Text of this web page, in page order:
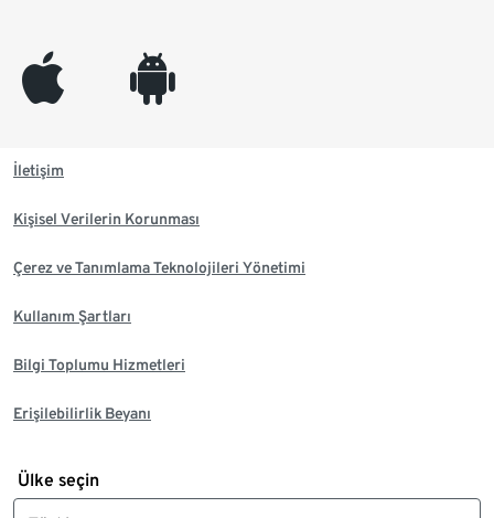
appleinc android
İletişim
Kişisel Verilerin Korunması
Çerez ve Tanımlama Teknolojileri Yönetimi
Kullanım Şartları
Bilgi Toplumu Hizmetleri
Erişilebilirlik Beyanı
Ülke seçin